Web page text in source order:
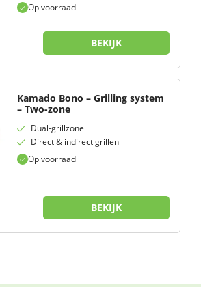
Op voorraad
BEKIJK
Op voorraad
Kamado Bono – Grilling system
– Two-zone
Dual-grillzone
Direct & indirect grillen
BEKIJK